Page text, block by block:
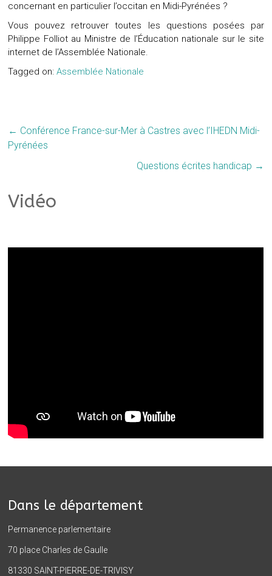
concernant en particulier l’occitan en Midi-Pyrénées ?
Vous pouvez retrouver toutes les questions posées par
Philippe Folliot au Ministre de l’Éducation nationale sur le site
internet de l’Assemblée Nationale.
Tagged on:Assemblée Nationale
← Conférence France-sur-Mer à Castres avec l’IHEDN Midi-
Pyrénées
Questions écrites handicap →
Vidéo
Dans le département
Permanence parlementaire
70 place Charles de Gaulle
81330 SAINT-PIERRE-DE-TRIVISY